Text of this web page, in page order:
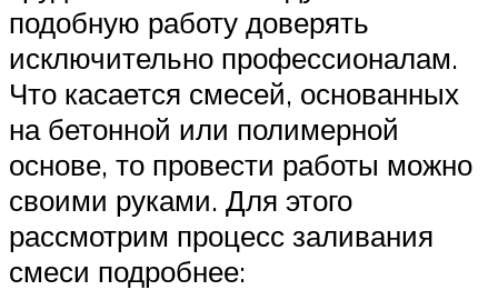
подобную работу доверять
исключительно профессионалам.
Что касается смесей, основанных
на бетонной или полимерной
основе, то провести работы можно
своими руками. Для этого
рассмотрим процесс заливания
смеси подробнее: